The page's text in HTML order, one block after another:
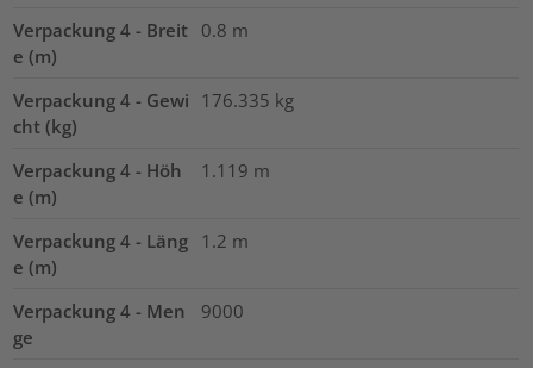
Verpackung 4 - Breit
e (m)
0.8 m
Verpackung 4 - Gewi
cht (kg)
176.335 kg
Verpackung 4 - Höh
e (m)
1.119 m
Verpackung 4 - Läng
e (m)
1.2 m
Verpackung 4 - Men
ge
9000